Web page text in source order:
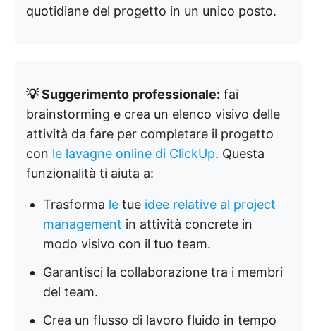
quotidiane del progetto in un unico posto.
💡 Suggerimento professionale: fai
brainstorming e crea un elenco visivo delle
attività da fare per completare il progetto
con le lavagne online di ClickUp. Questa
funzionalità ti aiuta a:
Trasforma le tue idee relative al project
management in attività concrete in
modo visivo con il tuo team.
Garantisci la collaborazione tra i membri
del team.
Crea un flusso di lavoro fluido in tempo